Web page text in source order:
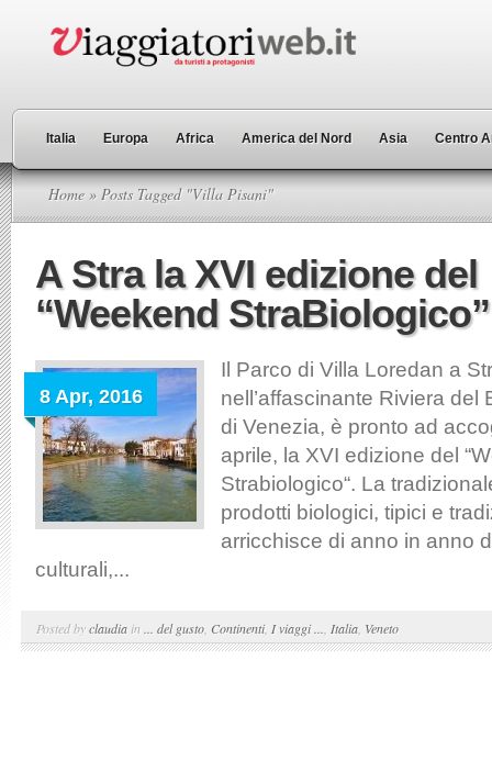
Italia Europa Africa America del Nord Asia Centro
Home » Posts Tagged "Villa Pisani"
A Stra la XVI edizione del
“Weekend StraBiologico”
8 Apr, 2016
Il Parco di Villa Loredan a
nell’affascinante Riviera del
di Venezia, è pronto ad
aprile, la XVI edizione del
Strabiologico“. La
prodotti biologici, tipici e
arricchisce di anno in anno
culturali,...
Posted byclaudia in ... del gusto Continenti, I viaggi ... Italia Veneto